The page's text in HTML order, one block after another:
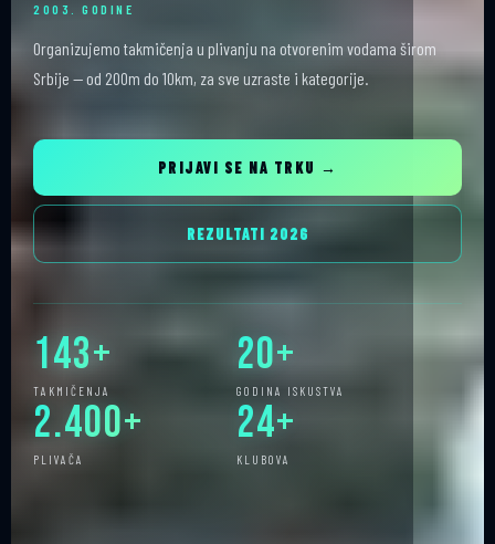
2003. GODINE
Organizujemo takmičenja u plivanju na otvorenim vodama širom
Srbije — od 200m do 10km, za sve uzraste i kategorije.
PRIJAVI SE NA TRKU →
REZULTATI 2026
143+
TAKMIČENJA
20+
GODINA ISKUSTVA
2.400+
PLIVAČA
24+
KLUBOVA